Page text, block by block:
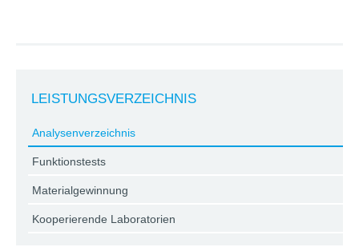
LEISTUNGSVERZEICHNIS
Analysenverzeichnis
Funktionstests
Materialgewinnung
Kooperierende Laboratorien